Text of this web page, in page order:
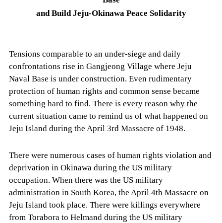
and Build Jeju-Okinawa Peace Solidarity
Tensions comparable to an under-siege and daily
confrontations rise in Gangjeong Village where Jeju
Naval Base is under construction. Even rudimentary
protection of human rights and common sense became
something hard to find. There is every reason why the
current situation came to remind us of what happened on
Jeju Island during the April 3rd Massacre of 1948.
There were numerous cases of human rights violation and
deprivation in Okinawa during the US military
occupation. When there was the US military
administration in South Korea, the April 4th Massacre on
Jeju Island took place. There were killings everywhere
from Torabora to Helmand during the US military